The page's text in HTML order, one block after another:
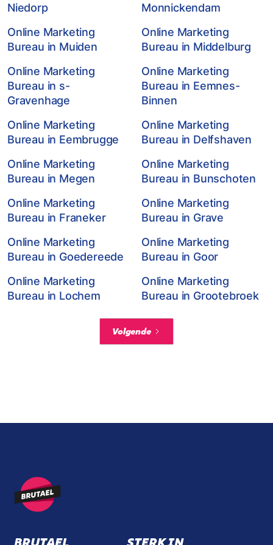
Niedorp
Monnickendam
Online Marketing
Bureau in Muiden
Online Marketing
Bureau in Middelburg
Online Marketing
Bureau in s-
Gravenhage
Online Marketing
Bureau in Eemnes-
Binnen
Online Marketing
Bureau in Eembrugge
Online Marketing
Bureau in Delfshaven
Online Marketing
Bureau in Megen
Online Marketing
Bureau in Bunschoten
Online Marketing
Bureau in Franeker
Online Marketing
Bureau in Grave
Online Marketing
Bureau in Goedereede
Online Marketing
Bureau in Goor
Online Marketing
Bureau in Lochem
Online Marketing
Bureau in Grootebroek
Volgende